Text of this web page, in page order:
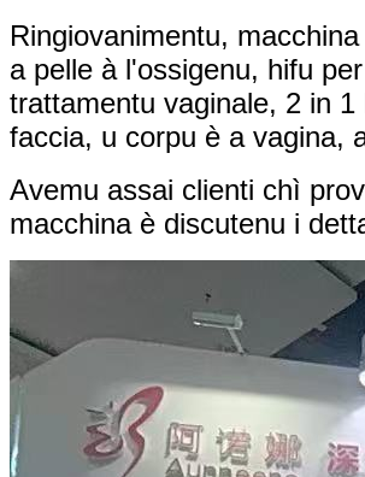
Ringiovanimentu,
a pelle à l'ossigenu, hifu
trattamentu vaginale, 2 in 1
faccia, u corpu è a vagina,
Avemu assai clienti chì
macchina è discutenu i